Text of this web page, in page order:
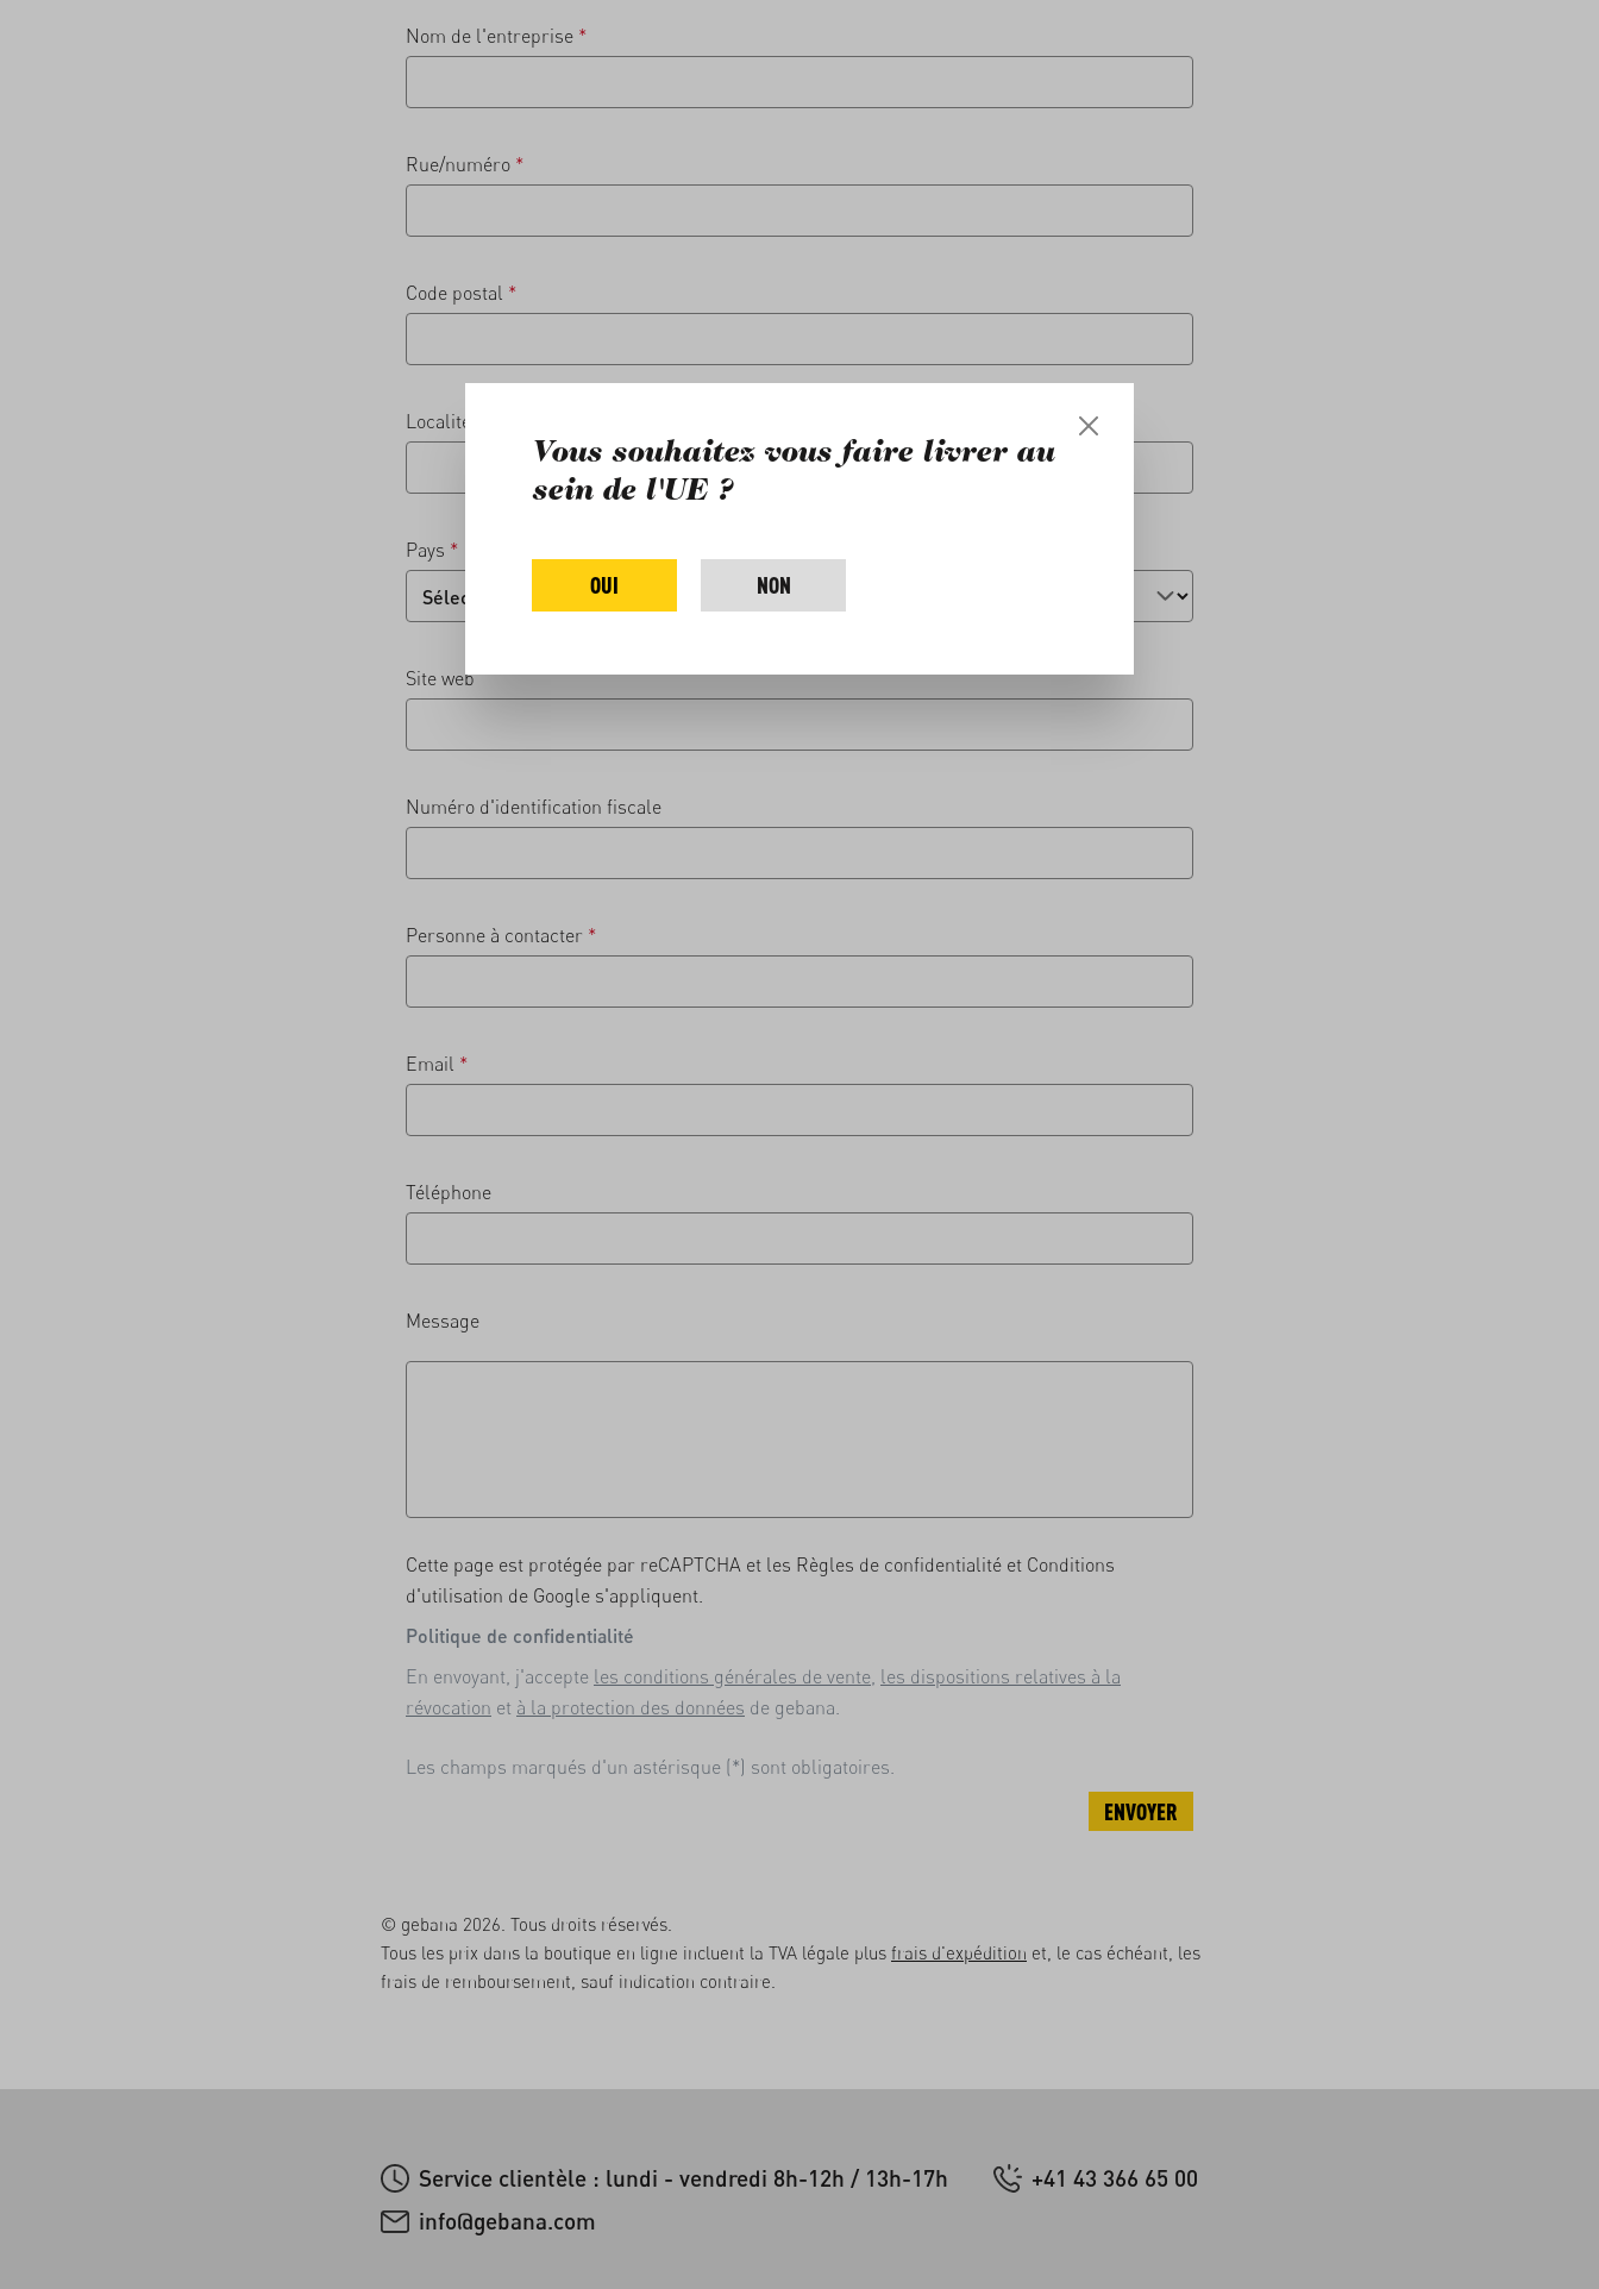
Nom de l'entreprise *
Rue/numéro *
Code postal *
Localité
Pays *
Site web
Numéro d'identification fiscale
Personne à contacter *
Email *
Téléphone
Message
Cette page est protégée par reCAPTCHA et les Règles de confidentialité et Conditions
d'utilisation de Google s'appliquent.
Politique de confidentialité
En envoyant, j'accepte les conditions générales de vente, les dispositions relatives à la
révocation et à la protection des données de gebana.
Les champs marqués d'un astérisque (*) sont obligatoires.
ENVOYER
© gebana 2026. Tous droits réservés.
Tous les prix dans la boutique en ligne incluent la TVA légale plus frais d'expédition et, le cas échéant, les
frais de remboursement, sauf indication contraire.
Service clientèle : lundi - vendredi 8h-12h / 13h-17h
+41 43 366 65 00
info@gebana.com
Vous souhaitez vous faire livrer au
sein de l'UE ?
OUI NON